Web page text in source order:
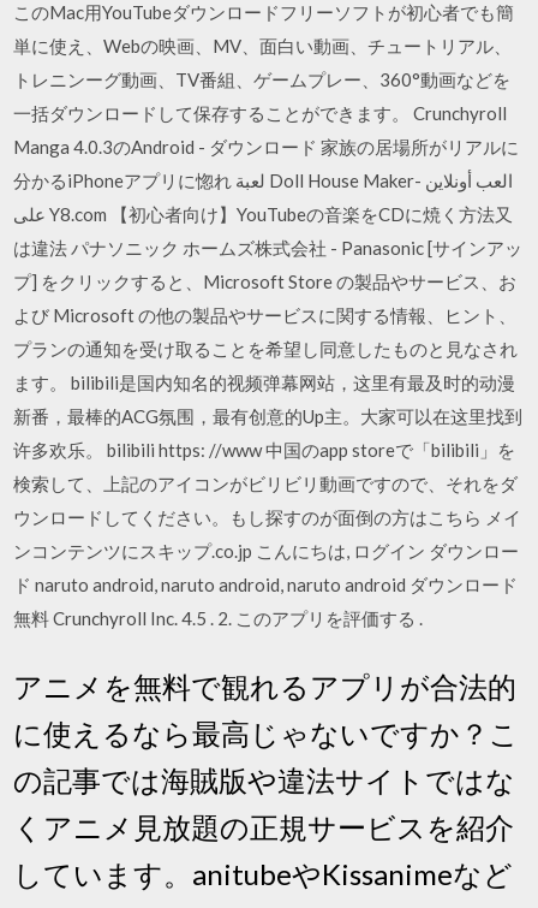
このMac用YouTubeダウンロードフリーソフトが初心者でも簡
単に使え、Webの映画、MV、面白い動画、チュートリアル、
トレニンーグ動画、TV番組、ゲームプレー、360°動画などを
一括ダウンロードして保存することができます。 Crunchyroll
Manga 4.0.3のAndroid - ダウンロード 家族の居場所がリアルに
分かるiPhoneアプリに惚れ لعبة Doll House Maker- العب أونلاين
على Y8.com 【初心者向け】YouTubeの音楽をCDに焼く方法又
は違法 パナソニック ホームズ株式会社 - Panasonic [サインアッ
プ] をクリックすると、Microsoft Store の製品やサービス、お
よび Microsoft の他の製品やサービスに関する情報、ヒント、
プランの通知を受け取ることを希望し同意したものと見なされ
ます。 bilibili是国内知名的视频弹幕网站，这里有最及时的动漫
新番，最棒的ACG氛围，最有创意的Up主。大家可以在这里找到
许多欢乐。 bilibili https: //www 中国のapp storeで「bilibili」を
検索して、上記のアイコンがビリビリ動画ですので、それをダ
ウンロードしてください。もし探すのが面倒の方はこちら メイ
ンコンテンツにスキップ.co.jp こんにちは, ログイン ダウンロー
ド naruto android, naruto android, naruto android ダウンロード
無料 Crunchyroll Inc. 4.5 . 2. このアプリを評価する .
アニメを無料で観れるアプリが合法的
に使えるなら最高じゃないですか？こ
の記事では海賊版や違法サイトではな
くアニメ見放題の正規サービスを紹介
しています。anitubeやKissanimeなど